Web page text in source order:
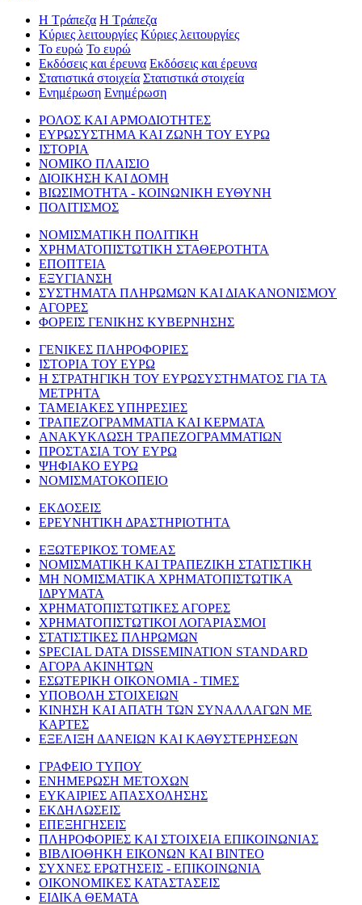
Η Τράπεζα Η Τράπεζα
Κύριες λειτουργίες Κύριες λειτουργίες
Το ευρώ Το ευρώ
Εκδόσεις και έρευνα Εκδόσεις και έρευνα
Στατιστικά στοιχεία Στατιστικά στοιχεία
Ενημέρωση Ενημέρωση
ΡΟΛΟΣ ΚΑΙ ΑΡΜΟΔΙΟΤΗΤΕΣ
ΕΥΡΩΣΥΣΤΗΜΑ ΚΑΙ ΖΩΝΗ ΤΟΥ ΕΥΡΩ
ΙΣΤΟΡΙΑ
ΝΟΜΙΚΟ ΠΛΑΙΣΙΟ
ΔΙΟΙΚΗΣΗ ΚΑΙ ΔΟΜΗ
ΒΙΩΣΙΜΟΤΗΤΑ - ΚΟΙΝΩΝΙΚΗ ΕΥΘΥΝΗ
ΠΟΛΙΤΙΣΜΟΣ
ΝΟΜΙΣΜΑΤΙΚΗ ΠΟΛΙΤΙΚΗ
ΧΡΗΜΑΤΟΠΙΣΤΩΤΙΚΗ ΣΤΑΘΕΡΟΤΗΤΑ
ΕΠΟΠΤΕΙΑ
ΕΞΥΓΙΑΝΣΗ
ΣΥΣΤΗΜΑΤΑ ΠΛΗΡΩΜΩΝ ΚΑΙ ΔΙΑΚΑΝΟΝΙΣΜΟΥ
ΑΓΟΡΕΣ
ΦΟΡΕΙΣ ΓΕΝΙΚΗΣ ΚΥΒΕΡΝΗΣΗΣ
ΓΕΝΙΚΕΣ ΠΛΗΡΟΦΟΡΙΕΣ
ΙΣΤΟΡΙΑ ΤΟΥ ΕΥΡΩ
Η ΣΤΡΑΤΗΓΙΚΗ ΤΟΥ ΕΥΡΩΣΥΣΤΗΜΑΤΟΣ ΓΙΑ ΤΑ
ΜΕΤΡΗΤΑ
ΤΑΜΕΙΑΚΕΣ ΥΠΗΡΕΣΙΕΣ
ΤΡΑΠΕΖΟΓΡΑΜΜΑΤΙΑ ΚΑΙ ΚΕΡΜΑΤΑ
ΑΝΑΚΥΚΛΩΣΗ ΤΡΑΠΕΖΟΓΡΑΜΜΑΤΙΩΝ
ΠΡΟΣΤΑΣΙΑ ΤΟΥ ΕΥΡΩ
ΨΗΦΙΑΚΟ ΕΥΡΩ
ΝΟΜΙΣΜΑΤΟΚΟΠΕΙΟ
ΕΚΔΟΣΕΙΣ
ΕΡΕΥΝΗΤΙΚΗ ΔΡΑΣΤΗΡΙΟΤΗΤΑ
ΕΞΩΤΕΡΙΚΟΣ ΤΟΜΕΑΣ
ΝΟΜΙΣΜΑΤΙΚΗ ΚΑΙ ΤΡΑΠΕΖΙΚΗ ΣΤΑΤΙΣΤΙΚΗ
ΜΗ ΝΟΜΙΣΜΑΤΙΚΑ ΧΡΗΜΑΤΟΠΙΣΤΩΤΙΚΑ
ΙΔΡΥΜΑΤΑ
ΧΡΗΜΑΤΟΠΙΣΤΩΤΙΚΕΣ ΑΓΟΡΕΣ
ΧΡΗΜΑΤΟΠΙΣΤΩΤΙΚΟΙ ΛΟΓΑΡΙΑΣΜΟΙ
ΣΤΑΤΙΣΤΙΚΕΣ ΠΛΗΡΩΜΩΝ
SPECIAL DATA DISSEMINATION STANDARD
ΑΓΟΡΑ ΑΚΙΝΗΤΩΝ
ΕΣΩΤΕΡΙΚΗ ΟΙΚΟΝΟΜΙΑ - ΤΙΜΕΣ
ΥΠΟΒΟΛΗ ΣΤΟΙΧΕΙΩΝ
ΚΙΝΗΣΗ ΚΑΙ ΑΠΑΤΗ ΤΩΝ ΣΥΝΑΛΛΑΓΩΝ ΜΕ
ΚΑΡΤΕΣ
ΕΞΕΛΙΞΗ ΔΑΝΕΙΩΝ ΚΑΙ ΚΑΘΥΣΤΕΡΗΣΕΩΝ
ΓΡΑΦΕΙΟ ΤΥΠΟΥ
ΕΝΗΜΕΡΩΣΗ ΜΕΤΟΧΩΝ
ΕΥΚΑΙΡΙΕΣ ΑΠΑΣΧΟΛΗΣΗΣ
ΕΚΔΗΛΩΣΕΙΣ
ΕΠΕΞΗΓΗΣΕΙΣ
ΠΛΗΡΟΦΟΡΙΕΣ ΚΑΙ ΣΤΟΙΧΕΙΑ ΕΠΙΚΟΙΝΩΝΙΑΣ
ΒΙΒΛΙΟΘΗΚΗ ΕΙΚΟΝΩΝ ΚΑΙ ΒΙΝΤΕΟ
ΣΥΧΝΕΣ ΕΡΩΤΗΣΕΙΣ - ΕΠΙΚΟΙΝΩΝΙΑ
ΟΙΚΟΝΟΜΙΚΕΣ ΚΑΤΑΣΤΑΣΕΙΣ
ΕΙΔΙΚΑ ΘΕΜΑΤΑ